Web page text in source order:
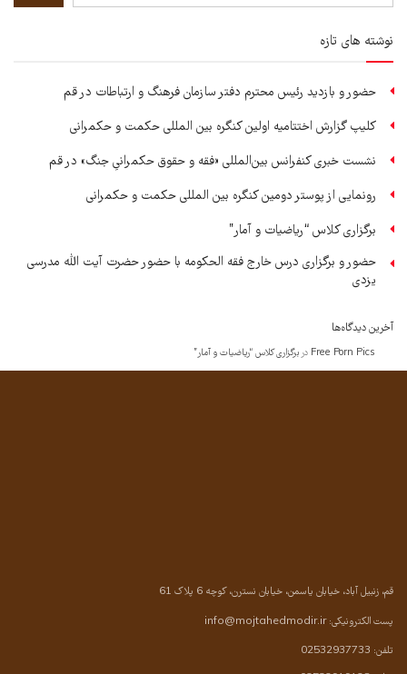
نوشته های تازه
حضور و بازدید رئیس محترم دفتر سازمان فرهنگ و ارتباطات در قم
کلیپ گزارش اختتامیه اولین کنگره بین المللی حکمت و حکمرانی
نشست خبری کنفرانس بین‌المللی «فقه و حقوق حکمرانیِ جنگ» در قم
رونمایی از پوستر دومین کنگره بین المللی حکمت و حکمرانی
برگزاری کلاس “ریاضیات و آمار”
حضور و برگزاری درس خارج فقه الحکومه با حضور حضرت آیت الله مدرسی
یزدی
آخرین دیدگاه‌ها
Free Porn Pics در برگزاری کلاس “ریاضیات و آمار”
قم، زنبیل آباد، خیابان یاسمن، خیابان نسترن، کوچه 6 پلاک 61
پست الکترونیکی:info@mojtahedmodir.ir
تلفن: 02532937733